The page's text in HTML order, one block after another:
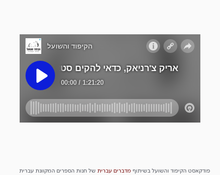
פודקאסט הקיפוד והשועל בשיתוף מדברים עברית של חנות הספרים המקוונת עברית